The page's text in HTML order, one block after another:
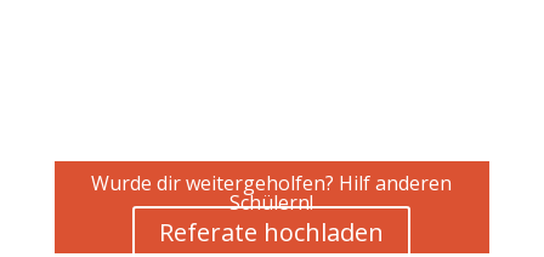
Wurde dir weitergeholfen? Hilf anderen
Schülern!
Referate hochladen